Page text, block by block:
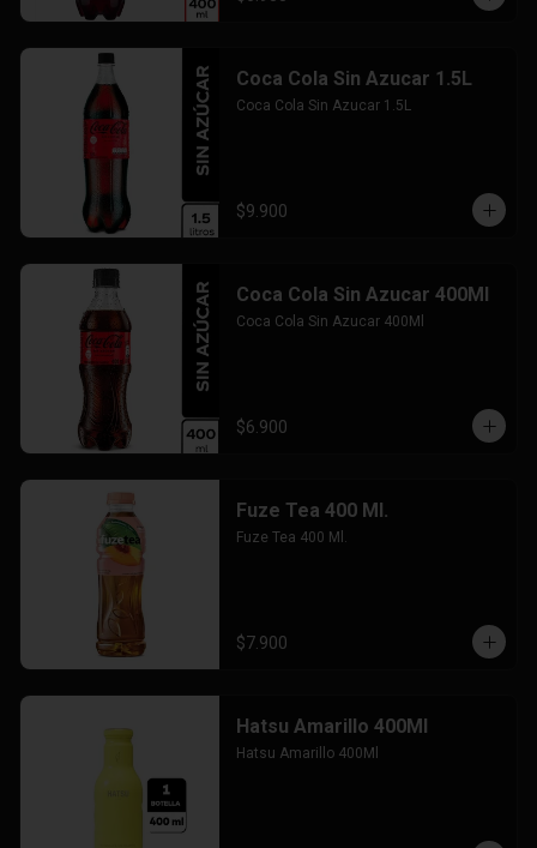
Coca Cola Sin Azucar 1.5L
Coca Cola Sin Azucar 1.5L
$9.900
Coca Cola Sin Azucar 400Ml
Coca Cola Sin Azucar 400Ml
$6.900
Fuze Tea 400 Ml.
Fuze Tea 400 Ml.
$7.900
Hatsu Amarillo 400Ml
Hatsu Amarillo 400Ml